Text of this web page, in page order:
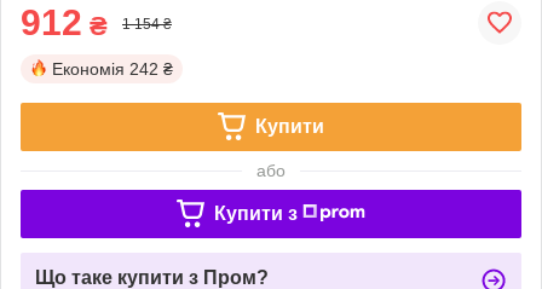
912 ₴ 1 154 ₴
Економія 242 ₴
Купити
або
Купити з
Що таке купити з Пром?